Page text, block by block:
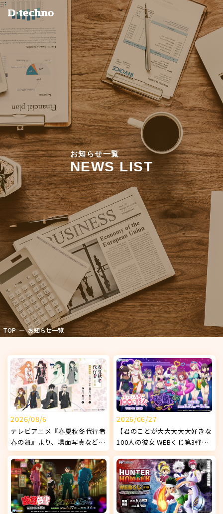
お知らせ一覧
NEWS LIST
TOP お知らせ一覧
2026/08/6
テレビアニメ『春夏秋冬代行者
春の舞』より、場面写真などを
使用したオリジナルグッズが発
売決定！
2026/06/27
【君のことが大大大大大好きな
100人の彼女 WEBくじ第3弾
『DokiDoki♡ナイトプール
1st.』】販売開始！